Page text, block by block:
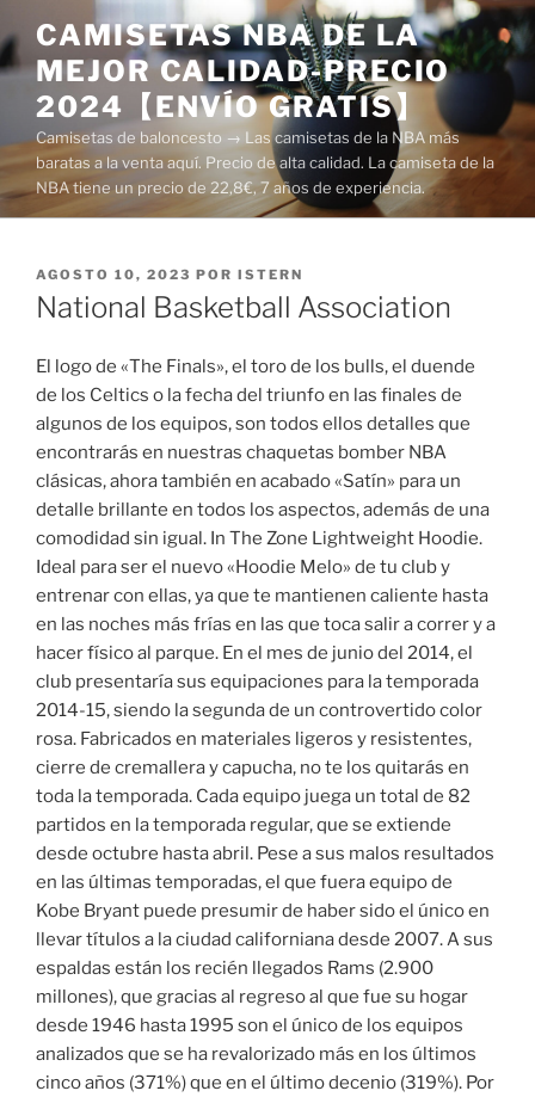
al
contenido
CAMISETAS NBA DE LA
MEJOR CALIDAD-PRECIO
2024【ENVÍO GRATIS】
Camisetas de baloncesto → Las camisetas de la NBA más
baratas a la venta aquí. Precio de alta calidad. La camiseta de la
NBA tiene un precio de 22,8€, 7 años de experiencia.
PUBLICADO
EL
AGOSTO 10, 2023 POR ISTERN
National Basketball Association
El logo de «The Finals», el toro de los bulls, el duende
de los Celtics o la fecha del triunfo en las finales de
algunos de los equipos, son todos ellos detalles que
encontrarás en nuestras chaquetas bomber NBA
clásicas, ahora también en acabado «Satín» para un
detalle brillante en todos los aspectos, además de una
comodidad sin igual. In The Zone Lightweight Hoodie.
Ideal para ser el nuevo «Hoodie Melo» de tu club y
entrenar con ellas, ya que te mantienen caliente hasta
en las noches más frías en las que toca salir a correr y a
hacer físico al parque. En el mes de junio del 2014, el
club presentaría sus equipaciones para la temporada
2014-15, siendo la segunda de un controvertido color
rosa. Fabricados en materiales ligeros y resistentes,
cierre de cremallera y capucha, no te los quitarás en
toda la temporada. Cada equipo juega un total de 82
partidos en la temporada regular, que se extiende
desde octubre hasta abril. Pese a sus malos resultados
en las últimas temporadas, el que fuera equipo de
Kobe Bryant puede presumir de haber sido el único en
llevar títulos a la ciudad californiana desde 2007. A sus
espaldas están los recién llegados Rams (2.900
millones), que gracias al regreso al que fue su hogar
desde 1946 hasta 1995 son el único de los equipos
analizados que se ha revalorizado más en los últimos
cinco años (371%) que en el último decenio (319%). Por